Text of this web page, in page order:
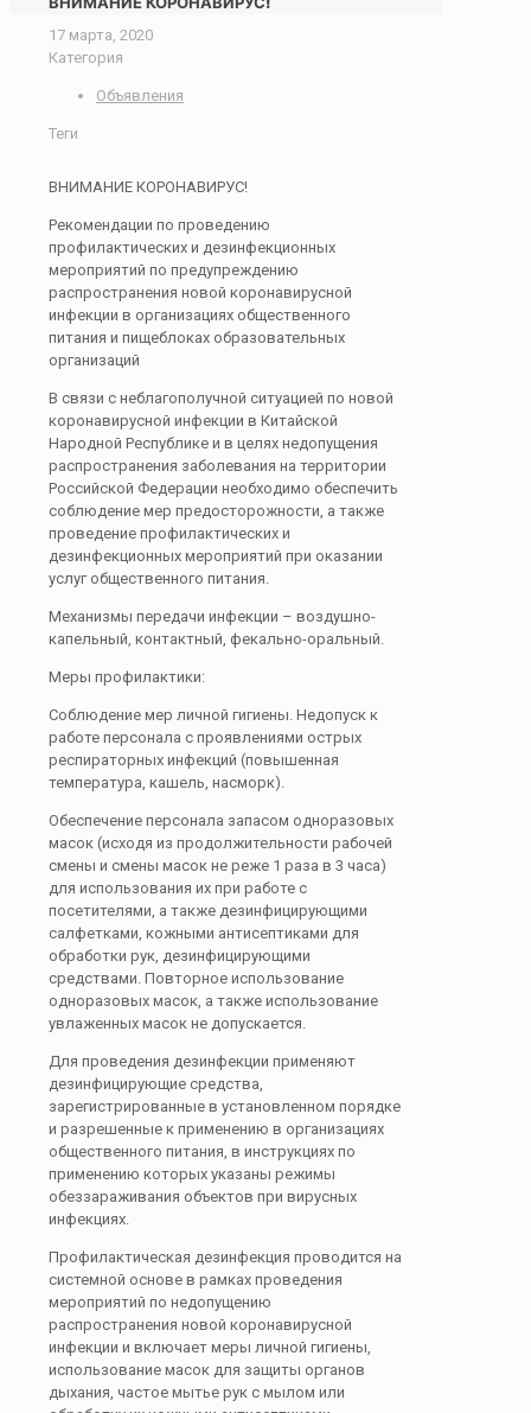
17 марта, 2020
Категория
Объявления
Теги
ВНИМАНИЕ КОРОНАВИРУС!
Рекомендации по проведению
профилактических и дезинфекционных
мероприятий по предупреждению
распространения новой коронавирусной
инфекции в организациях общественного
питания и пищеблоках образовательных
организаций
В связи с неблагополучной ситуацией по новой
коронавирусной инфекции в Китайской
Народной Республике и в целях недопущения
распространения заболевания на территории
Российской Федерации необходимо обеспечить
соблюдение мер предосторожности, а также
проведение профилактических и
дезинфекционных мероприятий при оказании
услуг общественного питания.
Механизмы передачи инфекции – воздушно-
капельный, контактный, фекально-оральный.
Меры профилактики:
Соблюдение мер личной гигиены. Недопуск к
работе персонала с проявлениями острых
респираторных инфекций (повышенная
температура, кашель, насморк).
Обеспечение персонала запасом одноразовых
масок (исходя из продолжительности рабочей
смены и смены масок не реже 1 раза в 3 часа)
для использования их при работе с
посетителями, а также дезинфицирующими
салфетками, кожными антисептиками для
обработки рук, дезинфицирующими
средствами. Повторное использование
одноразовых масок, а также использование
увлаженных масок не допускается.
Для проведения дезинфекции применяют
дезинфицирующие средства,
зарегистрированные в установленном порядке
и разрешенные к применению в организациях
общественного питания, в инструкциях по
применению которых указаны режимы
обеззараживания объектов при вирусных
инфекциях.
Профилактическая дезинфекция проводится на
системной основе в рамках проведения
мероприятий по недопущению
распространения новой коронавирусной
инфекции и включает меры личной гигиены,
использование масок для защиты органов
дыхания, частое мытье рук с мылом или